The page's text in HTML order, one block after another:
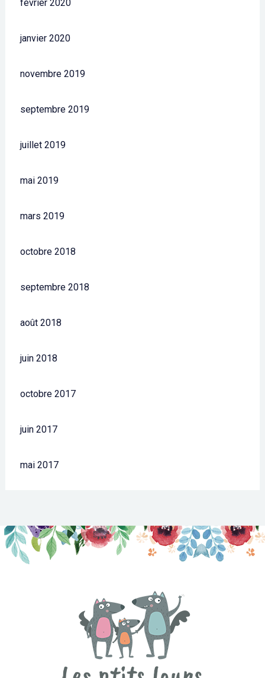
février 2020
janvier 2020
novembre 2019
septembre 2019
juillet 2019
mai 2019
mars 2019
octobre 2018
septembre 2018
août 2018
juin 2018
octobre 2017
juin 2017
mai 2017